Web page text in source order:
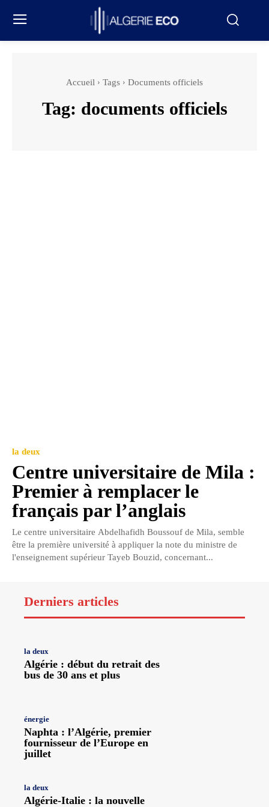
Accueil Tags Documents officiels
Tag: documents officiels
la deux
Centre universitaire de Mila :
Premier à remplacer le
français par l’anglais
Le centre universitaire Abdelhafidh Boussouf de Mila, semble
être la première université à appliquer la note du ministre de
l'enseignement supérieur Tayeb Bouzid, concernant...
Derniers articles
la deux
Algérie : début du retrait des
bus de 30 ans et plus
énergie
Naphta : l’Algérie, premier
fournisseur de l’Europe en
juillet
la deux
Algérie-Italie : la nouvelle